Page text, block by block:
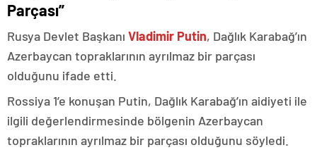
Parçası”
Rusya Devlet Başkanı Vladimir Putin, Dağlık Karabağ’ın
Azerbaycan topraklarının ayrılmaz bir parçası
olduğunu ifade etti.
Rossiya 1’e konuşan Putin, Dağlık Karabağ’ın aidiyeti ile
ilgili değerlendirmesinde bölgenin Azerbaycan
topraklarının ayrılmaz bir parçası olduğunu söyledi.